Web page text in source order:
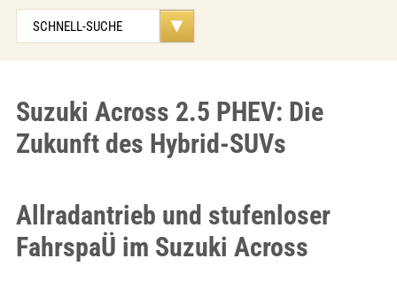
Suzuki Across 2.5 PHEV: Die
Zukunft des Hybrid-SUVs
Allradantrieb und stufenloser
FahrspaÜ im Suzuki Across